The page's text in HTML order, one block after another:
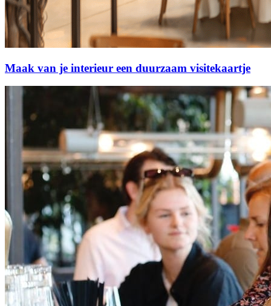
Maak van je interieur een duurzaam visitekaartje